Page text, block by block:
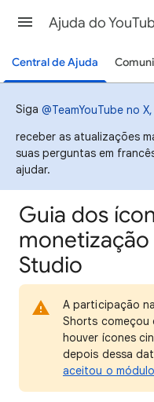
Ajuda do
Central de Ajuda
Siga @TeamYouTube no
receber as atualizações
suas perguntas em
ajudar.
Guia dos
monetização
Studio
A participação
Shorts começou
houver ícones
depois dessa
aceitou o